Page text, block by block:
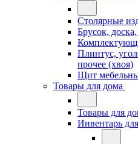
Столярные
Брусок,
Плинтус,
прочее (хвоя)
Щит
Товары для дома
Товары для
Инвентарь